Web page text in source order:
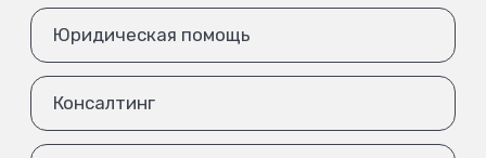
Юридическая помощь
Консалтинг